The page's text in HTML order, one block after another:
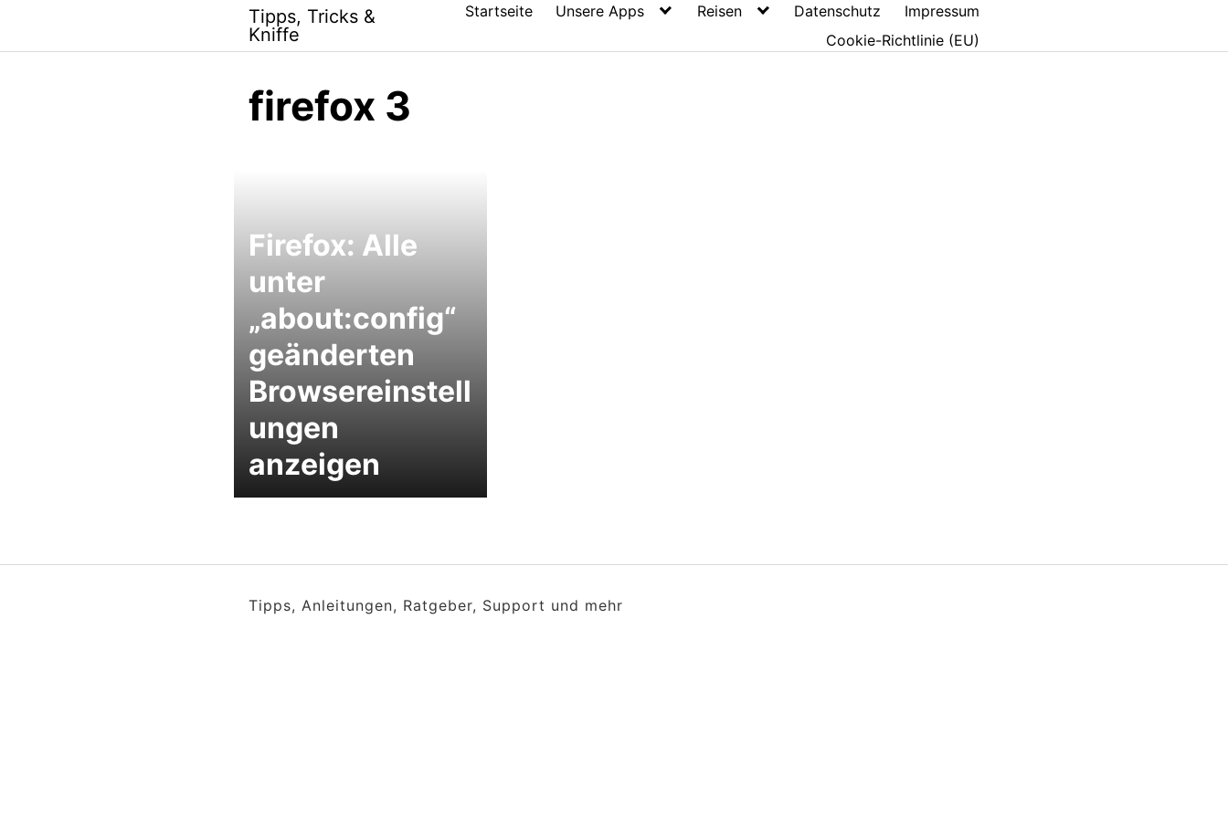
content
Tipps, Tricks &
Kniffe
Startseite Unsere Apps Reisen Datenschutz
Impressum
Cookie-Richtlinie (EU)
firefox 3
Firefox: Alle
unter
„about:config“
geänderten
Browsereinstell
ungen
anzeigen
Tipps, Anleitungen, Ratgeber, Support und mehr